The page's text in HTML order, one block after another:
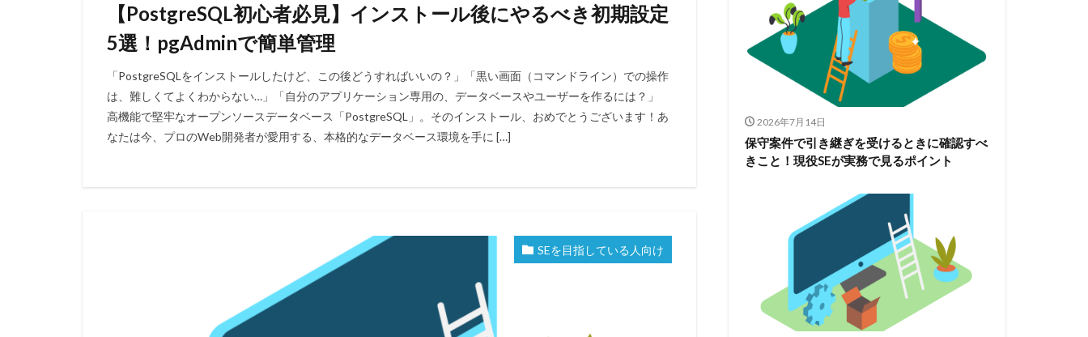
【PostgreSQL初心者必見】インストール後にやるべき初期設定
5選！pgAdminで簡単管理
「PostgreSQLをインストールしたけど、この後どうすればいいの？」「黒い画面（コマンドライン）での操作
は、難しくてよくわからない…」「自分のアプリケーション専用の、データベースやユーザーを作るには？」
高機能で堅牢なオープンソースデータベース「PostgreSQL」。そのインストール、おめでとうございます！あ
なたは今、プロのWeb開発者が愛用する、本格的なデータベース環境を手に […]
SEを目指している人向け
2026年7月14日
保守案件で引き継ぎを受けるときに確認すべ
きこと！現役SEが実務で見るポイント